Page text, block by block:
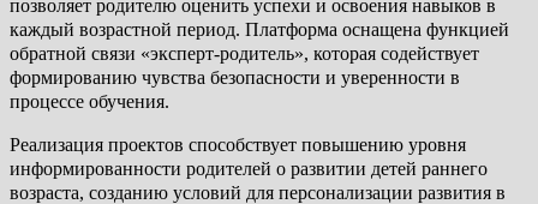
позволяет родителю оценить успехи и освоения навыков в
каждый возрастной период. Платформа оснащена функцией
обратной связи «эксперт-родитель», которая содействует
формированию чувства безопасности и уверенности в
процессе обучения.
Реализация проектов способствует повышению уровня
информированности родителей о развитии детей раннего
возраста, созданию условий для персонализации развития в